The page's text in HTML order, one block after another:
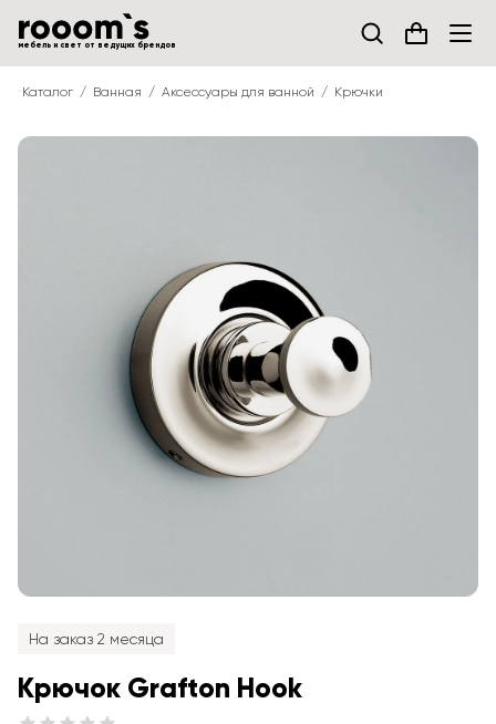
мебель и свет от ведущих брендов
Каталог Ванная Аксессуары для ванной Крючки
На заказ 2 месяца
Крючок Grafton Hook